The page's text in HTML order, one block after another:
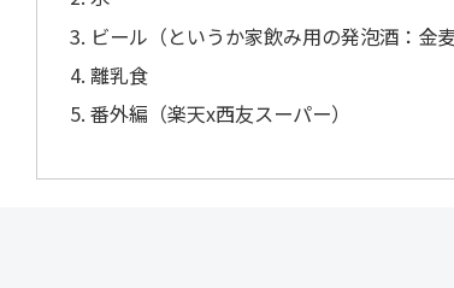
ビール（というか家飲み用の発泡酒：金麦
離乳食
番外編（楽天x西友スーパー）